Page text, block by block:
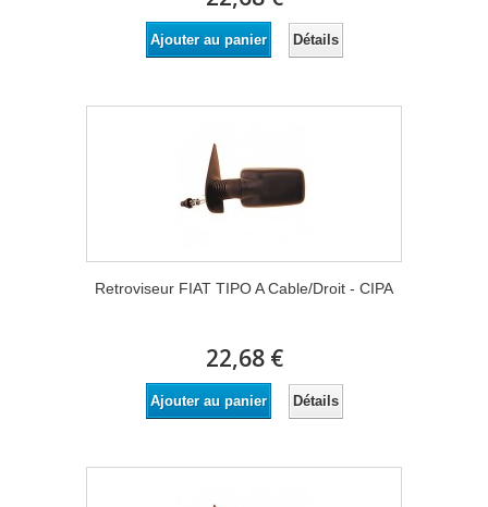
Ajouter au panier Détails
Retroviseur FIAT TIPO A Cable/Droit - CIPA
22,68 €
Ajouter au panier Détails